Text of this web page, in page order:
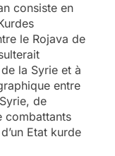
consiste en
le Rojava de
la Syrie et à
entre
de
combattants
Etat kurde